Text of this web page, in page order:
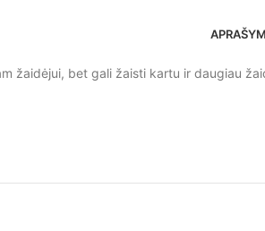
žaidėjui, bet gali žaisti kartu ir daugiau